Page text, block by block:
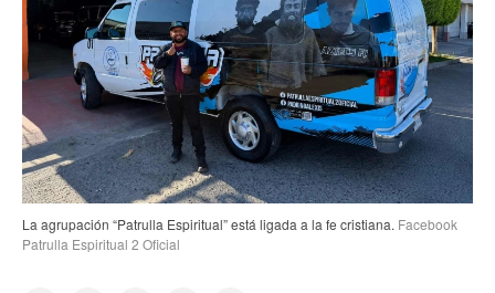
La agrupación “Patrulla Espiritual” está ligada a la fe cristiana. Facebook
Patrulla Espiritual 2 Oficial